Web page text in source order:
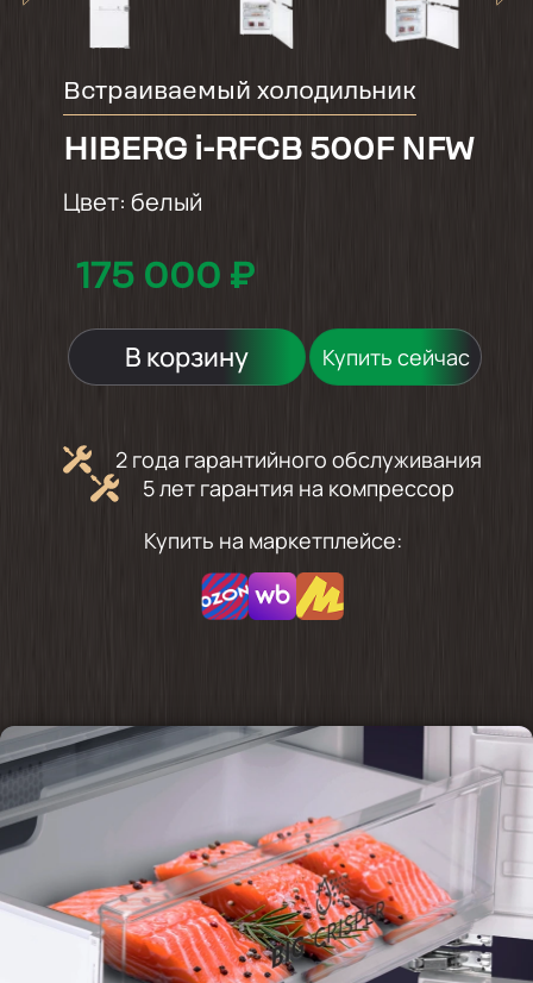
Встраиваемый холодильник
HIBERG i-RFCB 500F NFW
Цвет: белый
175 000 ₽
В корзину Купить сейчас
2 года гарантийного обслуживания
5 лет гарантия на компрессор
Купить на маркетплейсе: